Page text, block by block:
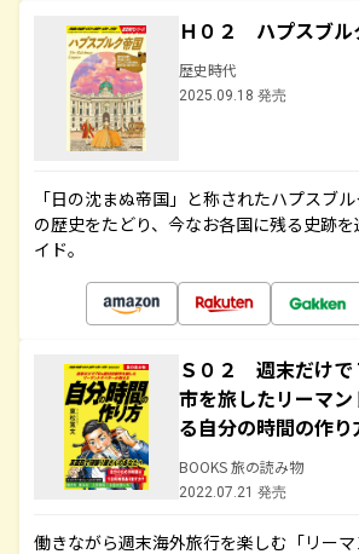
Ｈ０２ ハプスブル
歴史時代
2025.09.18 発売
「日の沈まぬ帝国」と称されたハプスブ
の歴史をたどり、今なお各国に残る史跡
イド。
Ｓ０２ 週末だけで
市を旅したリーマ
る自分の時間の作り
BOOKS 旅の読み物
2022.07.21 発売
働きながら週末海外旅行を楽しむ「リーマ